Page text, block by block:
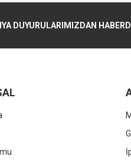
DUYURULARIMIZDAN